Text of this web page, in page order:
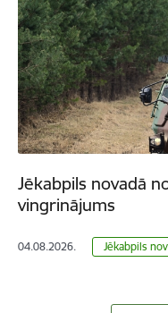
Jēkabpils novadā
vingrinājums
04.08.2026. Jēkabpils